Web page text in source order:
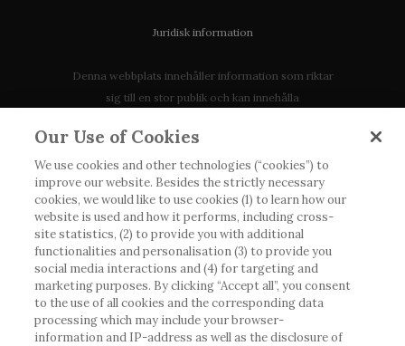
Juridisk information
Denna webbplats innehåller information som riktar
sig till en stor publik och kan innehålla
tillgänglig eller giltig i ditt land. Vänligen observera
att vi inte tar något ansvar för information som
eventuellt inte uppfyller någon gällande rättslig
process, förordning, registrering eller användning i
landet där du bor.
Roche har inte alltid möjlighet att kvalitetssäkra
andras inlägg, men kommer att ta bort vilseledande
eller olämpliga inlägg i möjligaste mån. Vi har inget
ansvar för innehållet på externa webbplatser som
Our Use of Cookies
We use cookies and other technologies (“cookies”) to
improve our website. Besides the strictly necessary
cookies, we would like to use cookies (1) to learn how our
website is used and how it performs, including cross-
site statistics, (2) to provide you with additional
functionalities and personalisation (3) to provide you
social media interactions and (4) for targeting and
marketing purposes. By clicking “Accept all”, you consent
to the use of all cookies and the corresponding data
processing which may include your browser-
information and IP-address as well as the disclosure of